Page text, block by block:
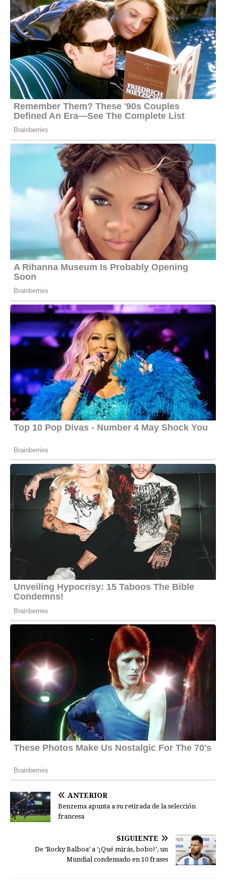
ANTERIOR
Benzema apunta a su retirada de la selección
francesa
SIGUIENTE
De ‘Rocky Balboa’ a ‘¡Qué mirás, bobo!’, un
Mundial condensado en 10 frases